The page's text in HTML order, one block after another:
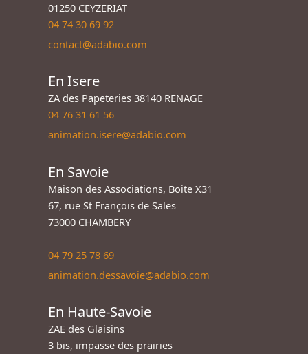
01250 CEYZERIAT
04 74 30 69 92
contact@adabio.com
En Isere
ZA des Papeteries 38140 RENAGE
04 76 31 61 56
animation.isere@adabio.com
En Savoie
Maison des Associations, Boite X31
67, rue St François de Sales
73000 CHAMBERY
04 79 25 78 69
animation.dessavoie@adabio.com
En Haute-Savoie
ZAE des Glaisins
3 bis, impasse des prairies